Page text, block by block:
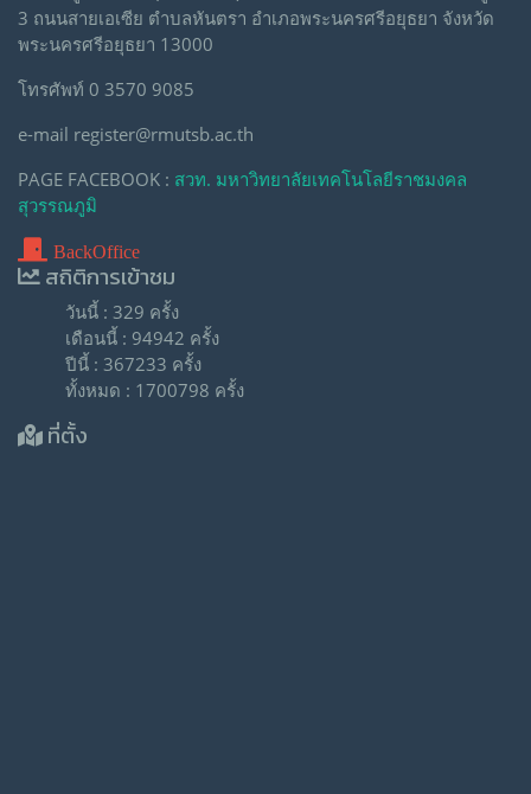
3 ถนนสายเอเซีย ตำบลหันตรา อำเภอพระนครศรีอยุธยา จังหวัด
พระนครศรีอยุธยา 13000
โทรศัพท์ 0 3570 9085
e-mail register@rmutsb.ac.th
PAGE FACEBOOK : สวท. มหาวิทยาลัยเทคโนโลยีราชมงคล
สุวรรณภูมิ
BackOffice
สถิติการเข้าชม
วันนี้ : 329 ครั้ง
เดือนนี้ : 94942 ครั้ง
ปีนี้ : 367233 ครั้ง
ทั้งหมด : 1700798 ครั้ง
ที่ตั้ง